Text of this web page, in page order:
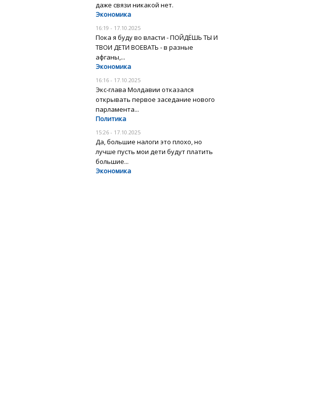
даже связи никакой нет.
Экономика
16:19 - 17.10.2025
Пока я буду во власти - ПОЙДЁШЬ ТЫ И
ТВОИ ДЕТИ ВОЕВАТЬ - в разные
афганы,...
Экономика
16:16 - 17.10.2025
Экс-глава Молдавии отказался
открывать первое заседание нового
парламента...
Политика
15:26 - 17.10.2025
Да, большие налоги это плохо, но
лучше пусть мои дети будут платить
большие...
Экономика